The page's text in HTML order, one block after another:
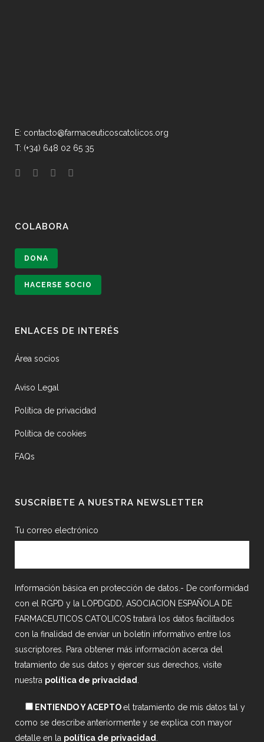
E: contacto@farmaceuticoscatolicos.org
T: (+34) 648 02 65 35
COLABORA
DONA
HACERSE SOCIO
ENLACES DE INTERÉS
Área socios
Aviso Legal
Política de privacidad
Política de cookies
FAQs
SUSCRÍBETE A NUESTRA NEWSLETTER
Tu correo electrónico
Información básica en protección de datos.- De conformidad
con el RGPD y la LOPDGDD, ASOCIACION ESPAÑOLA DE
FARMACEUTICOS CATOLICOS tratará los datos facilitados
con la finalidad de enviar un boletín informativo entre los
suscriptores. Para obtener más información acerca del
tratamiento de sus datos y ejercer sus derechos, visite
nuestra política de privacidad
ENTIENDO Y ACEPTOel tratamiento de mis datos tal y
como se describe anteriormente y se explica con mayor
detalle en la política de privacidad